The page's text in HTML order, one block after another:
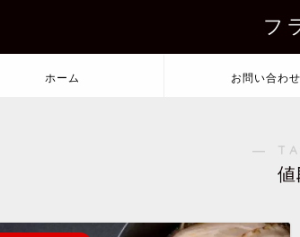
フ
ホーム お問い合わせ
―
値